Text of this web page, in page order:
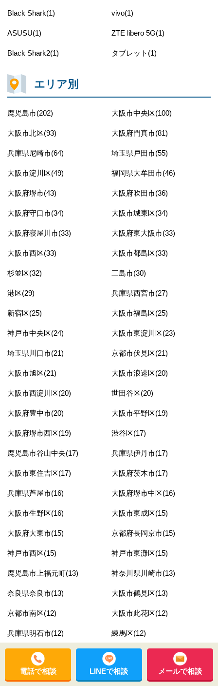
Black Shark(1) vivo(1)
ASUSU(1) ZTE libero 5G(1)
Black Shark2(1) タブレット(1)
エリア別
鹿児島市(202) 大阪市中央区(100)
大阪市北区(93) 大阪府門真市(81)
兵庫県尼崎市(64) 埼玉県戸田市(55)
大阪市淀川区(49) 福岡県大牟田市(46)
大阪府堺市(43) 大阪府吹田市(36)
大阪府守口市(34) 大阪市城東区(34)
大阪府寝屋川市(33) 大阪府東大阪市(33)
大阪市西区(33) 大阪市都島区(33)
杉並区(32) 三島市(30)
港区(29) 兵庫県西宮市(27)
新宿区(25) 大阪市福島区(25)
神戸市中央区(24) 大阪市東淀川区(23)
埼玉県川口市(21) 京都市伏見区(21)
大阪市旭区(21) 大阪市浪速区(20)
大阪市西淀川区(20) 世田谷区(20)
大阪府豊中市(20) 大阪市平野区(19)
大阪府堺市西区(19) 渋谷区(17)
鹿児島市谷山中央(17) 兵庫県伊丹市(17)
大阪市東住吉区(17) 大阪府茨木市(17)
兵庫県芦屋市(16) 大阪府堺市中区(16)
大阪市生野区(16) 大阪市東成区(15)
大阪府大東市(15) 京都府長岡京市(15)
神戸市西区(15) 神戸市東灘区(15)
鹿児島市上福元町(13) 神奈川県川崎市(13)
奈良県奈良市(13) 大阪市鶴見区(13)
京都市南区(12) 大阪市此花区(12)
兵庫県明石市(12) 練馬区(12)
大阪府高槻市(12) 大阪府高石市(11)
大阪市住吉区(11) 神奈川県横浜市(11)
電話で相談 LINEで相談 メールで相談